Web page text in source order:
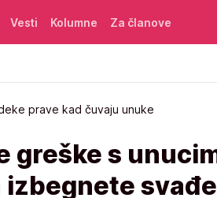
Vesti Kolumne Za članove
prave kad čuvaju unuke
greške s
izbegnete